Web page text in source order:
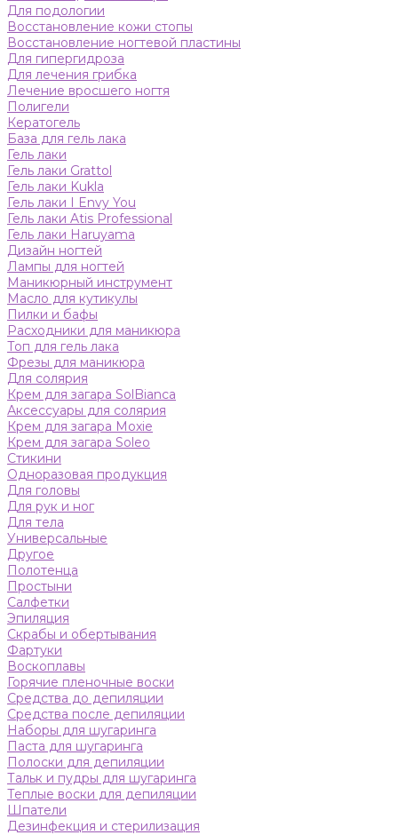
Для подологии
Восстановление кожи стопы
Восстановление ногтевой пластины
Для гипергидроза
Для лечения грибка
Лечение вросшего ногтя
Полигели
Кератогель
База для гель лака
Гель лаки
Гель лаки Grattol
Гель лаки Kukla
Гель лаки I Envy You
Гель лаки Atis Professional
Гель лаки Haruyama
Дизайн ногтей
Лампы для ногтей
Маникюрный инструмент
Масло для кутикулы
Пилки и бафы
Расходники для маникюра
Топ для гель лака
Фрезы для маникюра
Для солярия
Крем для загара SolBianca
Аксессуары для солярия
Крем для загара Moxie
Крем для загара Soleo
Стикини
Одноразовая продукция
Для головы
Для рук и ног
Для тела
Универсальные
Другое
Полотенца
Простыни
Салфетки
Эпиляция
Скрабы и обертывания
Фартуки
Воскоплавы
Горячие пленочные воски
Средства до депиляции
Средства после депиляции
Наборы для шугаринга
Паста для шугаринга
Полоски для депиляции
Тальк и пудры для шугаринга
Теплые воски для депиляции
Шпатели
Дезинфекция и стерилизация